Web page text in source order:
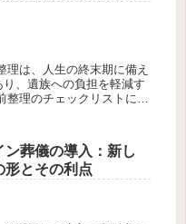
理は、人生の終末期に備え
、遺族への負担を軽減す
理のチェックリストに含
ン葬儀の導入：新し
形とその利点